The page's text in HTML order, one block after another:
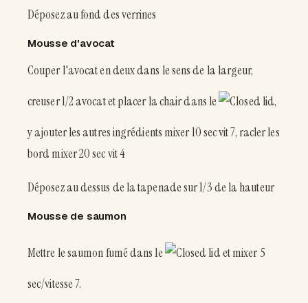
Déposez au fond des verrines
Mousse d'avocat
Couper l'avocat en deux dans le sens de la largeur,
creuser 1/2 avocat et placer la chair dans le
,
y ajouter les autres ingrédients mixer 10 sec vit 7, racler les
bord mixer 20 sec vit 4
Déposez au dessus de la tapenade sur 1/3 de la hauteur
Mousse de saumon
Mettre le saumon fumé dans le
et mixer 5
sec/vitesse 7.